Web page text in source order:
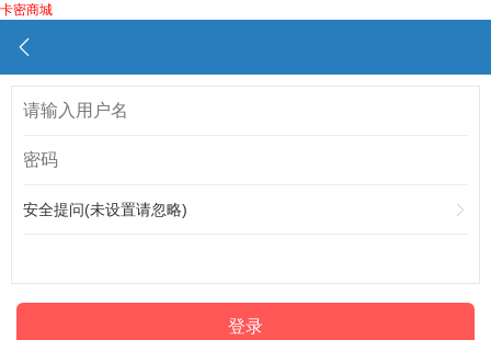
卡密商城
安全提问(未设置请忽略)
登录